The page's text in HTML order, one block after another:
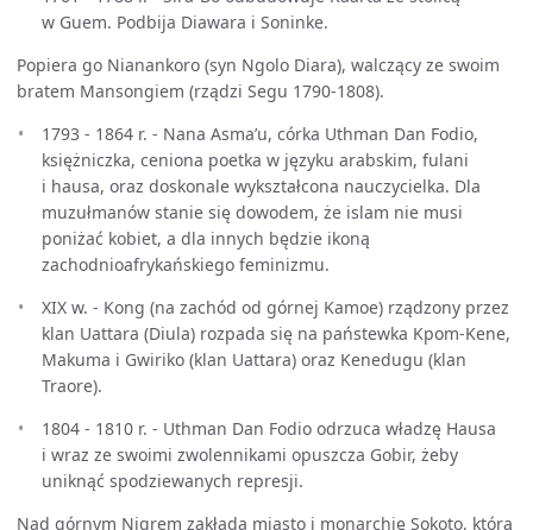
w Guem. Podbija Diawara i Soninke.
Popiera go Nianankoro (syn Ngolo Diara), walczący ze swoim
bratem Mansongiem (rządzi Segu 1790-1808).
1793 - 1864 r. - Nana Asma’u, córka Uthman Dan Fodio,
księżniczka, ceniona poetka w języku arabskim, fulani
i hausa, oraz doskonale wykształcona nauczycielka. Dla
muzułmanów stanie się dowodem, że islam nie musi
poniżać kobiet, a dla innych będzie ikoną
zachodnioafrykańskiego feminizmu.
XIX w. - Kong (na zachód od górnej Kamoe) rządzony przez
klan Uattara (Diula) rozpada się na państewka Kpom-Kene,
Makuma i Gwiriko (klan Uattara) oraz Kenedugu (klan
Traore).
1804 - 1810 r. - Uthman Dan Fodio odrzuca władzę Hausa
i wraz ze swoimi zwolennikami opuszcza Gobir, żeby
uniknąć spodziewanych represji.
Nad górnym Nigrem zakłada miasto i monarchię Sokoto, którą